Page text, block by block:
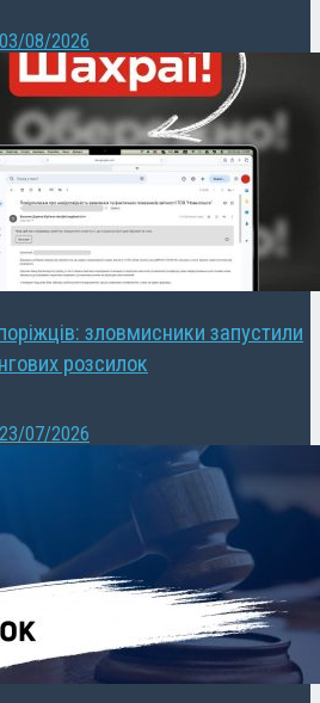
03/08/2026
зловмисники запустили
розсилок
23/07/2026